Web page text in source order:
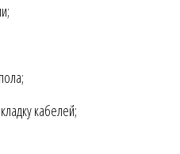
кабелей;